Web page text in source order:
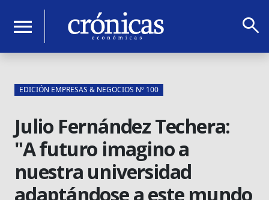
menu search
EDICIÓN EMPRESAS & NEGOCIOS Nº 100
Julio Fernández Techera:
"A futuro imagino a
nuestra universidad
adaptándose a este mundo